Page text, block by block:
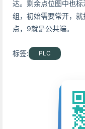
达。剩余点位图中也
组，初始需要常开，
点，9就是公共端。
标签: PLC